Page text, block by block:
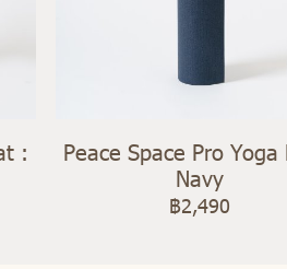
:
Peace Space Pro Yoga
Navy
฿2,490